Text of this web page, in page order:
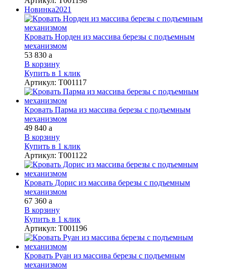
Новинка2021
Кровать Норден из массива березы с подъемным
механизмом
53 830 a
В корзину
Купить в 1 клик
Артикул: Т001117
Кровать Парма из массива березы с подъемным
механизмом
49 840 a
В корзину
Купить в 1 клик
Артикул: Т001122
Кровать Дорис из массива березы с подъемным
механизмом
67 360 a
В корзину
Купить в 1 клик
Артикул: Т001196
Кровать Руан из массива березы с подъемным
механизмом